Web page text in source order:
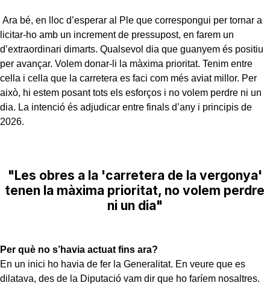
Ara bé, en lloc d’esperar al Ple que correspongui per tornar a
licitar-ho amb un increment de pressupost, en farem un
d’extraordinari dimarts. Qualsevol dia que guanyem és positiu
per avançar. Volem donar-li la màxima prioritat. Tenim entre
cella i cella que la carretera es faci com més aviat millor. Per
això, hi estem posant tots els esforços i no volem perdre ni un
dia. La intenció és adjudicar entre finals d’any i principis de
2026.
"Les obres a la 'carretera de la vergonya'
tenen la màxima prioritat, no volem perdre
ni un dia"
Per què no s’havia actuat fins ara?
En un inici ho havia de fer la Generalitat. En veure que es
dilatava, des de la Diputació vam dir que ho faríem nosaltres.